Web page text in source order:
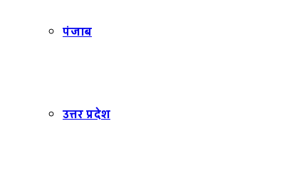
पंजाब
उत्तर प्रदेश